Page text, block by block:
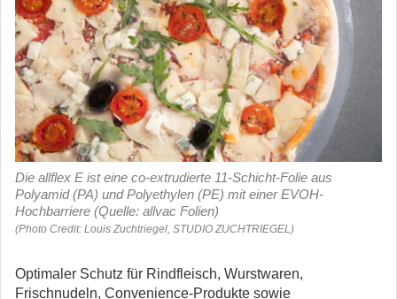
Die allflex E ist eine co-extrudierte 11-Schicht-Folie aus
Polyamid (PA) und Polyethylen (PE) mit einer EVOH-
Hochbarriere (Quelle: allvac Folien)
(Photo Credit: Louis Zuchtriegel, STUDIO ZUCHTRIEGEL)
Optimaler Schutz für Rindfleisch, Wurstwaren,
Frischnudeln, Convenience-Produkte sowie